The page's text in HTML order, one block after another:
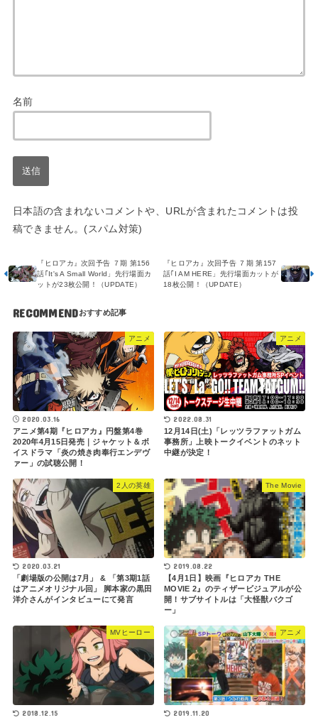
名前
日本語の含まれないコメントや、URLが含まれたコメントは投
稿できません。(スパム対策)
『ヒロアカ』次回予告 ７期 第157
話｢I AM HERE」先行場面カットが
18枚公開！（UPDATE）
『ヒロアカ』次回予告 ７期 第156
話｢It's A Small World」先行場面カ
ットが23枚公開！（UPDATE）
RECOMMEND
アニメ
2020.03.16
アニメ第4期『ヒロアカ』円盤第4巻
2020年4月15日発売｜ジャケット＆ボ
イスドラマ「炎の焼き肉奉行エンデヴ
ァー」の試聴公開！
アニメ
2022.08.31
12月14日(土)「レッツラファットガム
事務所」上映トークイベントのネット
中継が決定！
2人の英雄
2020.03.21
「劇場版の公開は7月」 & 「第3期1話
はアニメオリジナル回」 脚本家の黒田
洋介さんがインタビューにて発言
The Movie
2019.08.22
【4月1日】映画『ヒロアカ THE
MOVIE 2』のティザービジュアルが公
開！サブサイトルは「大怪獣バクゴ
ー」
MVヒーロー
2018.12.15
アニメ
2019.11.20